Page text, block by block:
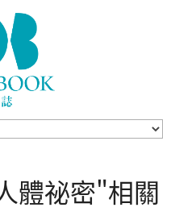
體祕密"相關